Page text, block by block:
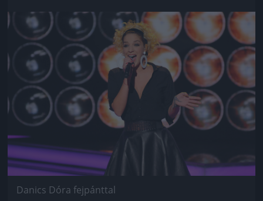
Jön még kép!
Danics Dóra fejpánttal